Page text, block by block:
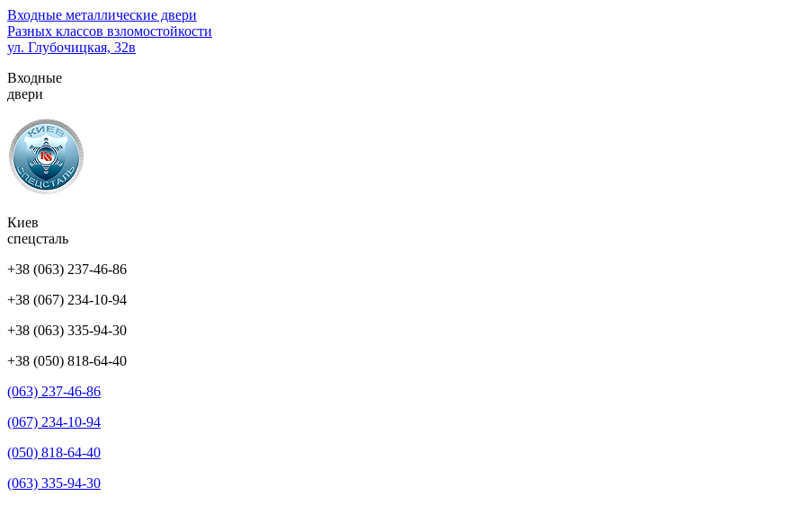
Перейти
к
содержимому
Enter)
Входные металлические двери
Разных классов взломостойкости
ул. Глубочицкая, 32в
Входные
двери
Киев
спецсталь
+38 (063) 237-46-86
+38 (067) 234-10-94
+38 (063) 335-94-30
+38 (050) 818-64-40
(063) 237-46-86
(067) 234-10-94
(050) 818-64-40
(063) 335-94-30